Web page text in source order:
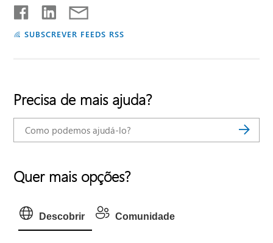
SUBSCREVER FEEDS RSS
Precisa de mais ajuda?
Quer mais opções?
Descobrir Comunidade